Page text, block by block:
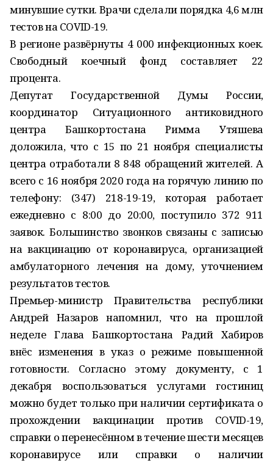
минувшие сутки. Врачи сделали порядка 4,6 млн
тестов на COVID-19.
В регионе развёрнуты 4 000 инфекционных коек.
Свободный коечный фонд составляет 22
процента.
Депутат Государственной Думы России,
координатор Ситуационного антиковидного
центра Башкортостана Римма Утяшева
доложила, что с 15 по 21 ноября специалисты
центра отработали 8 848 обращений жителей. А
всего с 16 ноября 2020 года на горячую линию по
телефону: (347) 218-19-19, которая работает
ежедневно с 8:00 до 20:00, поступило 372 911
заявок. Большинство звонков связаны с записью
на вакцинацию от коронавируса, организацией
амбулаторного лечения на дому, уточнением
результатов тестов.
Премьер-министр Правительства республики
Андрей Назаров напомнил, что на прошлой
неделе Глава Башкортостана Радий Хабиров
внёс изменения в указ о режиме повышенной
готовности. Согласно этому документу, с 1
декабря воспользоваться услугами гостиниц
можно будет только при наличии сертификата о
прохождении вакцинации против COVID-19,
справки о перенесённом в течение шести месяцев
коронавирусе или справки о наличии